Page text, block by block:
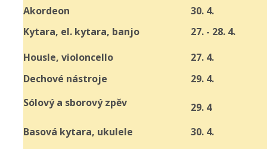
Akordeon
30. 4.
Kytara, el. kytara, banjo
27. - 28. 4.
Housle, violoncello
27. 4.
Dechové nástroje
29. 4.
Sólový a sborový zpěv
29. 4
Basová kytara, ukulele
30. 4.